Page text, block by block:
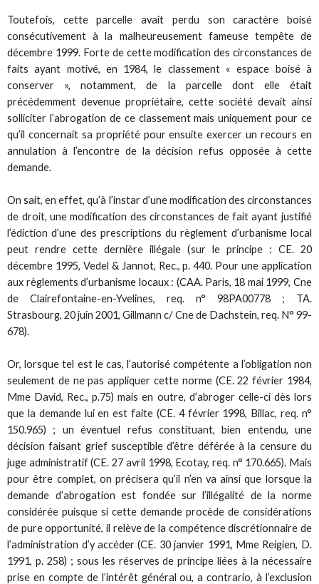
Toutefois, cette parcelle avait perdu son caractère boisé
consécutivement à la malheureusement fameuse tempête de
décembre 1999. Forte de cette modification des circonstances de
faits ayant motivé, en 1984, le classement « espace boisé à
conserver », notamment, de la parcelle dont elle était
précédemment devenue propriétaire, cette société devait ainsi
solliciter l’abrogation de ce classement mais uniquement pour ce
qu’il concernait sa propriété pour ensuite exercer un recours en
annulation à l’encontre de la décision refus opposée à cette
demande.
On sait, en effet, qu’à l’instar d’une modification des circonstances
de droit, une modification des circonstances de fait ayant justifié
l’édiction d’une des prescriptions du règlement d’urbanisme local
peut rendre cette dernière illégale (sur le principe : CE. 20
décembre 1995, Vedel & Jannot, Rec., p. 440. Pour une application
aux règlements d’urbanisme locaux : (CAA. Paris, 18 mai 1999, Cne
de Clairefontaine-en-Yvelines, req. n° 98PA00778 ; TA.
Strasbourg, 20 juin 2001, Gillmann c/ Cne de Dachstein, req. N° 99-
678).
Or, lorsque tel est le cas, l’autorisé compétente a l’obligation non
seulement de ne pas appliquer cette norme (CE. 22 février 1984,
Mme David, Rec., p.75) mais en outre, d’abroger celle-ci dès lors
que la demande lui en est faite (CE. 4 février 1998, Billac, req. n°
150.965) ; un éventuel refus constituant, bien entendu, une
décision faisant grief susceptible d’être déférée à la censure du
juge administratif (CE. 27 avril 1998, Ecotay, req. n° 170.665). Mais
pour être complet, on précisera qu’il n’en va ainsi que lorsque la
demande d’abrogation est fondée sur l’illégalité de la norme
considérée puisque si cette demande procède de considérations
de pure opportunité, il relève de la compétence discrétionnaire de
l’administration d’y accéder (CE. 30 janvier 1991, Mme Reigien, D.
1991, p. 258) ; sous les réserves de principe liées à la nécessaire
prise en compte de l’intérêt général ou, a contrario, à l’exclusion